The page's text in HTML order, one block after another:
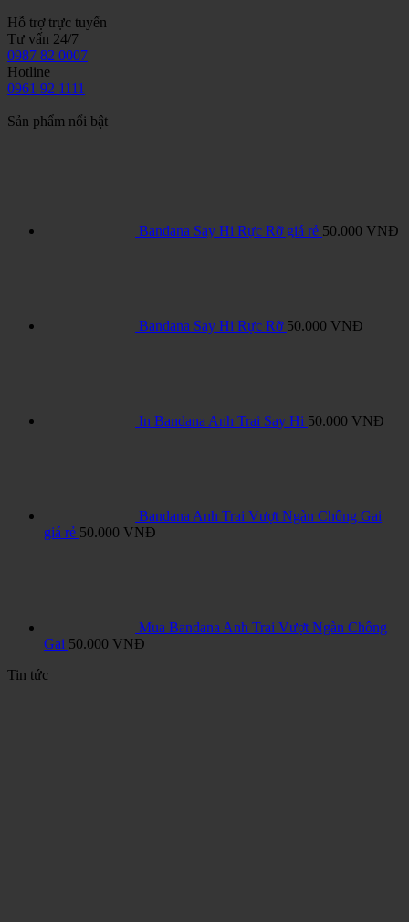
Hỗ trợ trực tuyến
Tư vấn 24/7
0987 82 0007
Hotline
0961 92 1111
Sản phẩm nổi bật
Bandana Say Hi Rực Rỡ giá rẻ 50.000 VNĐ
Bandana Say Hi Rực Rỡ 50.000 VNĐ
In Bandana Anh Trai Say Hi 50.000 VNĐ
Bandana Anh Trai Vượt Ngàn Chông Gai
giá rẻ 50.000 VNĐ
Mua Bandana Anh Trai Vượt Ngàn Chông
Gai 50.000 VNĐ
Tin tức